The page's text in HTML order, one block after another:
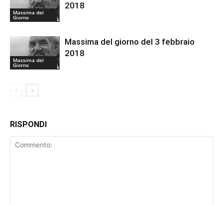
Massima del
Giorno
2018
Massima del
Giorno
Massima del giorno del 3 febbraio
2018
RISPONDI